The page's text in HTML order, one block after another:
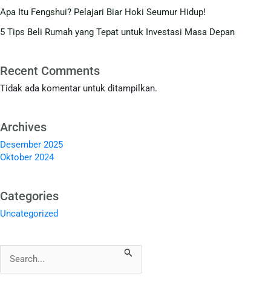
Apa Itu Fengshui? Pelajari Biar Hoki Seumur Hidup!
5 Tips Beli Rumah yang Tepat untuk Investasi Masa Depan
Recent Comments
Tidak ada komentar untuk ditampilkan.
Archives
Desember 2025
Oktober 2024
Categories
Uncategorized
untuk: